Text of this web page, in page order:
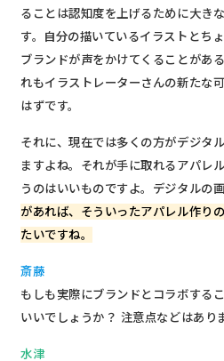
ることは認知度を上げるために大き
す。自分の描いているイラストとち
ブランドが声をかけてくることがあ
れもイラストレーターさんの新たな
はずです。
それに、現在では多くの方がデジタ
ますよね。それが手に取れるアパレ
うのはいいものですよ。デジタルの
があれば、そういったアパレル作り
たいですね。
斎藤
もしも実際にブランドとコラボする
いいでしょうか？ 注意点などはあり
水津